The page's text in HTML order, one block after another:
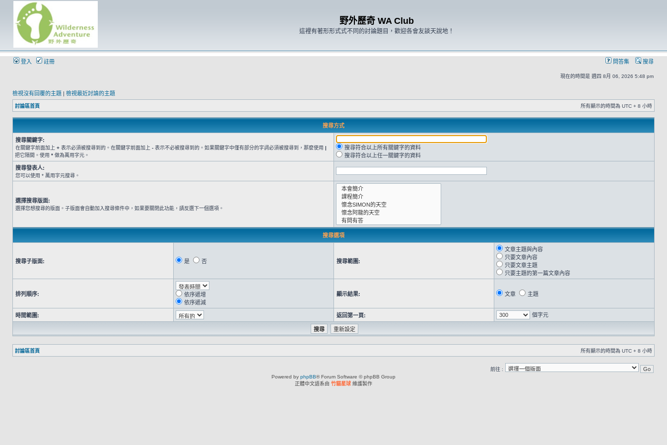
野外歷奇 WA Club
這裡有著形形式式不同的討論題目，歡迎各會友談天說地！
登入 註冊 問答集 搜尋
現在的時間是 週四 8月 06, 2026 5:48 pm
檢視沒有回覆的主題 | 檢視最近討論的主題
討論區首頁 所有顯示的時間為 UTC + 8 小時
搜尋方式
搜尋關鍵字:
在關鍵字前面加上 + 表示必須被搜尋到的。在關鍵字前面加上 - 表示不必被搜尋到的。如果關鍵字中僅有部分的字詞必須被搜尋到，那麼使用 |
把它隔開。使用 * 做為萬用字元。
搜尋符合以上所有關鍵字的資料
搜尋符合以上任一關鍵字的資料
搜尋發表人:
您可以使用 * 萬用字元搜尋。
選擇搜尋版面:
選擇您想搜尋的版面。子版面會自動加入搜尋條件中，如果要關閉此功能，請反選下一個選項。
搜尋選項
搜尋子版面: 是 否 搜尋範圍:
文章主題與內容
只要文章內容
只要文章主題
只要主題的第一篇文章內容
排列順序:
依序遞增
依序遞減
顯示結果: 文章 主題
時間範圍: 返回第一頁: 個字元
討論區首頁 所有顯示的時間為 UTC + 8 小時
前往 :
Powered by phpBB® Forum Software © phpBB Group
正體中文語系由 竹貓星球 維護製作